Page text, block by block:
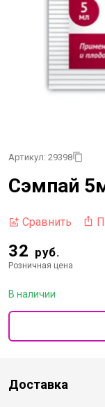
Артикул: 29398
Сэмпай
Сравнить
32 руб.
Розничная цена
В наличии
Доставка